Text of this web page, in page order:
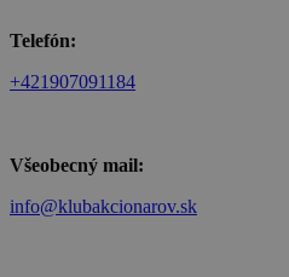
Telefón:
+421907091184
Všeobecný mail:
info@klubakcionarov.sk